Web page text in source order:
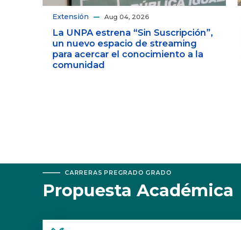
Extensión Aug 04, 2026
La UNPA estrena “Sin Suscripción”,
un nuevo espacio de streaming
para acercar el conocimiento a la
comunidad
CARRERAS PREGRADO GRADO
Propuesta Académica